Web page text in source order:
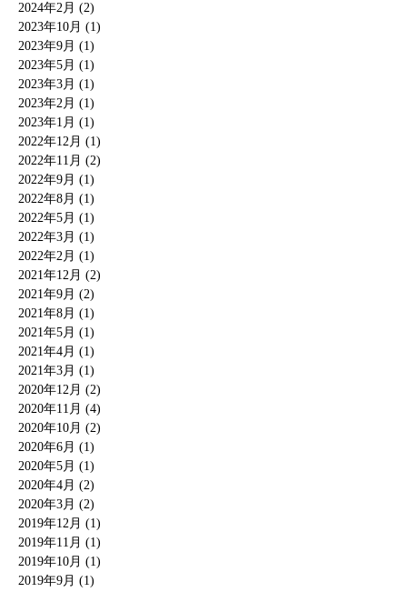
2024年2月 (2)
2023年10月 (1)
2023年9月 (1)
2023年5月 (1)
2023年3月 (1)
2023年2月 (1)
2023年1月 (1)
2022年12月 (1)
2022年11月 (2)
2022年9月 (1)
2022年8月 (1)
2022年5月 (1)
2022年3月 (1)
2022年2月 (1)
2021年12月 (2)
2021年9月 (2)
2021年8月 (1)
2021年5月 (1)
2021年4月 (1)
2021年3月 (1)
2020年12月 (2)
2020年11月 (4)
2020年10月 (2)
2020年6月 (1)
2020年5月 (1)
2020年4月 (2)
2020年3月 (2)
2019年12月 (1)
2019年11月 (1)
2019年10月 (1)
2019年9月 (1)